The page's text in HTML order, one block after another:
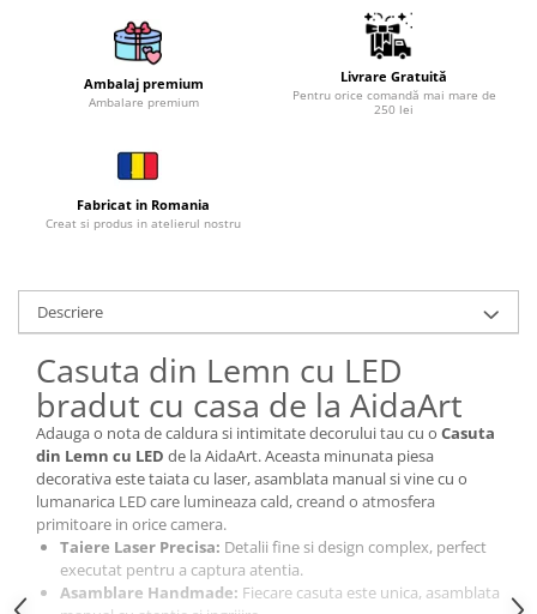
Personalizate
Tocatoare Personalizate
Suporturi de Pahare
Ustensile de bucatarie
Accesorii pentru Bauturi
Personalizate
Desfacatoare si Tirbusoane
Shaker, Plosca
Cutii si Accesorii pentru Vin
Personalizate
Vinuri Personalizate
Accesorii de Birou
Pixuri Personalizate
Mousepad-uri
Globuri de Birou
Agende A5
Agende A6
Ambalaj premium
Ambalare premium
Livrare Gratuită
Pentru orice comandă mai mare de
250 lei
Fabricat in Romania
Creat si produs in atelierul nostru
Descriere
Casuta din Lemn cu LED
bradut cu casa de la AidaArt
Adauga o nota de caldura si intimitate decorului tau cu o Casuta
din Lemn cu LED de la AidaArt. Aceasta minunata piesa
decorativa este taiata cu laser, asamblata manual si vine cu o
lumanarica LED care lumineaza cald, creand o atmosfera
primitoare in orice camera.
Taiere Laser Precisa: Detalii fine si design complex, perfect
executat pentru a captura atentia.
Asamblare Handmade: Fiecare casuta este unica, asamblata